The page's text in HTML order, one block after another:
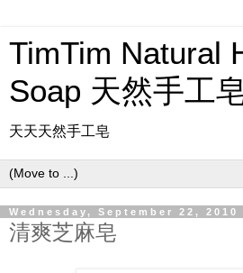
TimTim Natural
Soap 天然手工
天天天然手工皂
Wednesday, September 22, 2010
清爽芝麻皂